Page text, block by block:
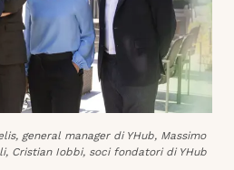
general manager di YHub, Massimo
Cristian Iobbi, soci fondatori di YHub